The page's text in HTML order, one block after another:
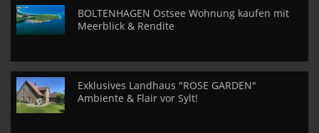
BOLTENHAGEN Ostsee Wohnung kaufen mit
Meerblick & Rendite
Exklusives Landhaus "ROSE GARDEN"
Ambiente & Flair vor Sylt!